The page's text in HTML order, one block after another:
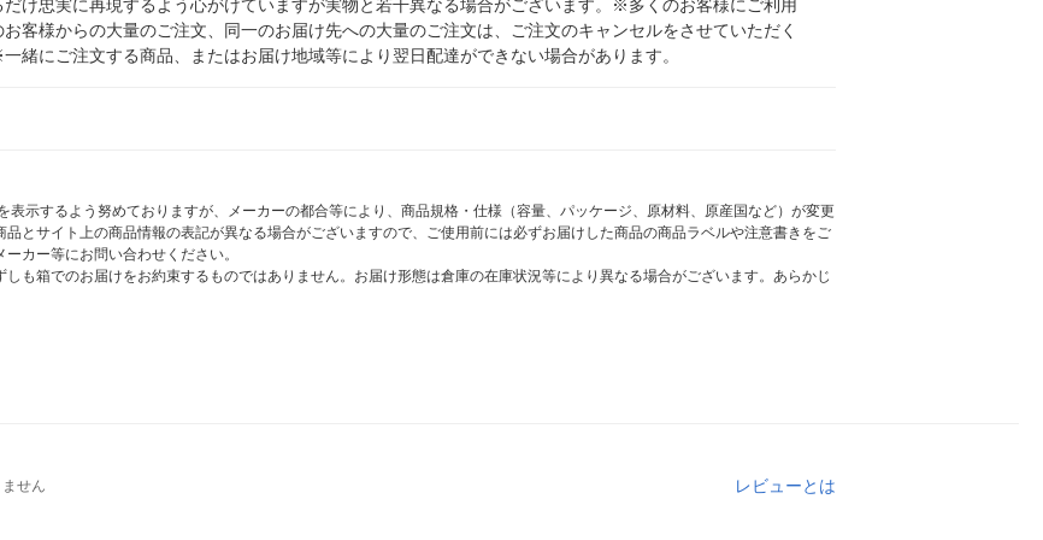
け忠実に再現するよう心がけていますが実物と若干異なる場合がございます。※多くのお客様にご利用
客様からの大量のご注文、同一のお届け先への大量のご注文は、ご注文のキャンセルをさせていただく
緒にご注文する商品、またはお届け地域等により翌日配達ができない場合があります。
示するよう努めておりますが、メーカーの都合等により、商品規格・仕様（容量、パッケージ、原材料、原産国など）が変更
とサイト上の商品情報の表記が異なる場合がございますので、ご使用前には必ずお届けした商品の商品ラベルや注意書きをご
カー等にお問い合わせください。
も箱でのお届けをお約束するものではありません。お届け形態は倉庫の在庫状況等により異なる場合がございます。あらかじ
せん レビューとは